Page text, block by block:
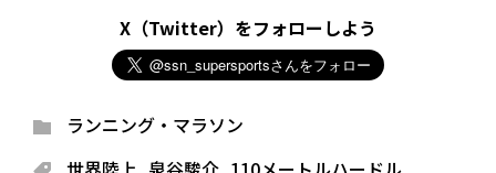
X（Twitter）をフォローしよう
ランニング・マラソン